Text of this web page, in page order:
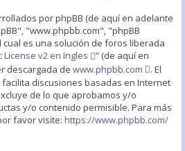
por phpBB (de aquí en adelante
"www.phpbb.com", "phpBB
cual es una solución de foros liberada
License v2 en Ingles
” (de aquí en
descargada de www.phpbb.com
. El
discusiones basadas en Internet
de lo que aprobamos y/o
y/o contenido permisible. Para más
favor visite: https://www.phpbb.com/